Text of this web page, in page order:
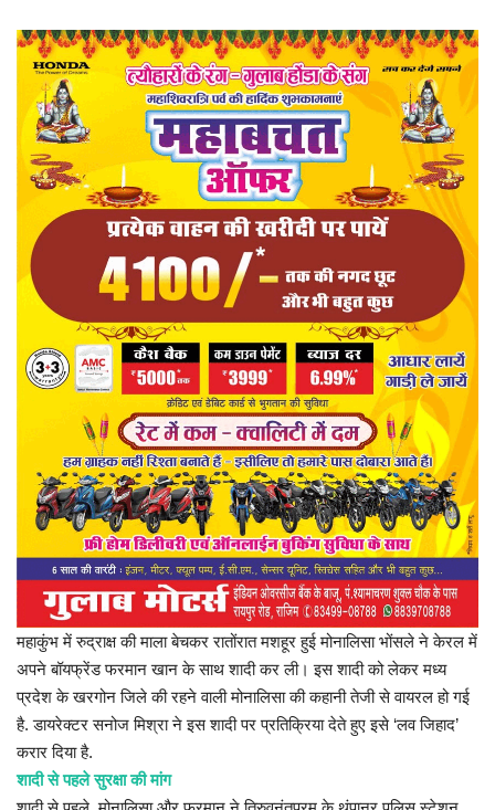
राजनीति
मनोरंजन
मैगज़ीन की लेख
प्रमुख खबर
हेल्थ
Language
English hindi
महाकुंभ में रुद्राक्ष की माला बेचकर रातोंरात मशहूर हुई मोनालिसा भोंसले ने केरल में
अपने बॉयफ्रेंड फरमान खान के साथ शादी कर ली। इस शादी को लेकर मध्य
प्रदेश के खरगोन जिले की रहने वाली मोनालिसा की कहानी तेजी से वायरल हो गई
है. डायरेक्टर सनोज मिश्रा ने इस शादी पर प्रतिक्रिया देते हुए इसे ‘लव जिहाद’
करार दिया है.
शादी से पहले सुरक्षा की मांग